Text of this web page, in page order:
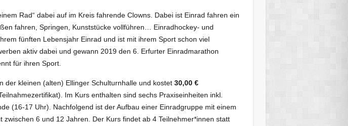
Rad“ dabei auf im Kreis fahrende Clowns. Dabei ist Einrad fahren ein
fahren, Springen, Kunststücke vollführen… Einradhockey- und
fünften Lebensjahr Einrad und ist mit ihrem Sport schon viel
aktiv dabei und gewann 2019 den 6. Erfurter Einradmarathon
für ihren Sport.
der kleinen (alten) Ellinger Schulturnhalle und kostet 30,00 €
Im Kurs enthalten sind sechs Praxiseinheiten inkl.
(16-17 Uhr). Nachfolgend ist der Aufbau einer Einradgruppe mit einem
6 und 12 Jahren. Der Kurs findet ab 4 Teilnehmer*innen statt